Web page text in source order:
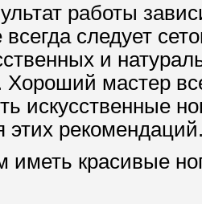
работы
следует
и
Хороший мастер
искусственные
этих
красивые